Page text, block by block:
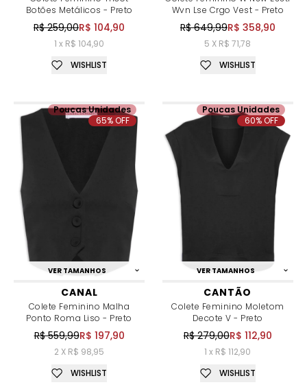
Botões Metálicos - Preto
R$ 259,00R$ 104,90
1 x R$ 104,90
WISHLIST
Wvn Lse Crgo Vest - Preto
R$ 649,99R$ 358,90
5 X R$ 71,78
WISHLIST
VER TAMANHOS
CANAL
Colete Feminino Malha
Ponto Roma Liso - Preto
R$ 559,99R$ 197,90
2 X R$ 98,95
Poucas Unidades
65% OFF
WISHLIST
VER TAMANHOS
CANTÃO
Colete Feminino Moletom
Decote V - Preto
R$ 279,00R$ 112,90
1 x R$ 112,90
Poucas Unidades
60% OFF
WISHLIST